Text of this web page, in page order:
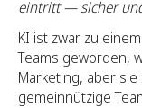
eintritt — sicher
KI ist zwar zu
Teams geworden,
Marketing, aber
gemeinnützige